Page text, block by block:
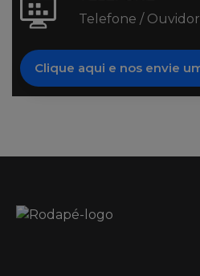
Telefone /
Clique aqui e nos envie